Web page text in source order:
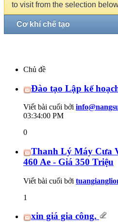
to visit from the selection
Cơ khí chế tạo
Chủ đề
Đào tạo Lập kế
Viết bài cuối bởi
03:34:00 PM
0
Thanh Lý Máy Cưa
460 Ae - Giá 350 Triệu
Viết bài cuối bởi
1
xin giá gia công.